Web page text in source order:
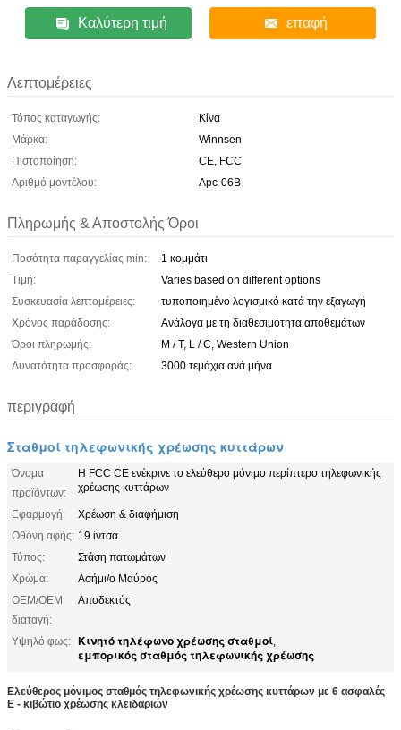
Καλύτερη τιμή επαφή
Λεπτομέρειες
Τόπος καταγωγής:
Κίνα
Μάρκα:
Winnsen
Πιστοποίηση:
CE, FCC
Αριθμό μοντέλου:
Apc-06B
Πληρωμής & Αποστολής Όροι
Ποσότητα παραγγελίας min:
1 κομμάτι
Τιμή:
Varies based on different options
Συσκευασία λεπτομέρειες:
τυποποιημένο λογισμικό κατά την εξαγωγή
Χρόνος παράδοσης:
Ανάλογα με τη διαθεσιμότητα αποθεμάτων
Όροι πληρωμής:
Μ / Τ, L / C, Western Union
Δυνατότητα προσφοράς:
3000 τεμάχια ανά μήνα
περιγραφή
Σταθμοί τηλεφωνικής χρέωσης κυττάρων
Όνομα
προϊόντων:
Η FCC CE ενέκρινε το ελεύθερο μόνιμο περίπτερο τηλεφωνικής
χρέωσης κυττάρων
Εφαρμογή:
Χρέωση & διαφήμιση
Οθόνη αφής: 19 ίντσα
Τύπος:
Στάση πατωμάτων
Χρώμα:
Ασήμι/ο Μαύρος
OEM/OEM
διαταγή:
Αποδεκτός
Υψηλό φως: Κινητό τηλέφωνο χρέωσης σταθμοί,
εμπορικός σταθμός τηλεφωνικής χρέωσης
Ελεύθερος μόνιμος σταθμός τηλεφωνικής χρέωσης κυττάρων με 6 ασφαλές
Ε - κιβώτιο χρέωσης κλειδαριών